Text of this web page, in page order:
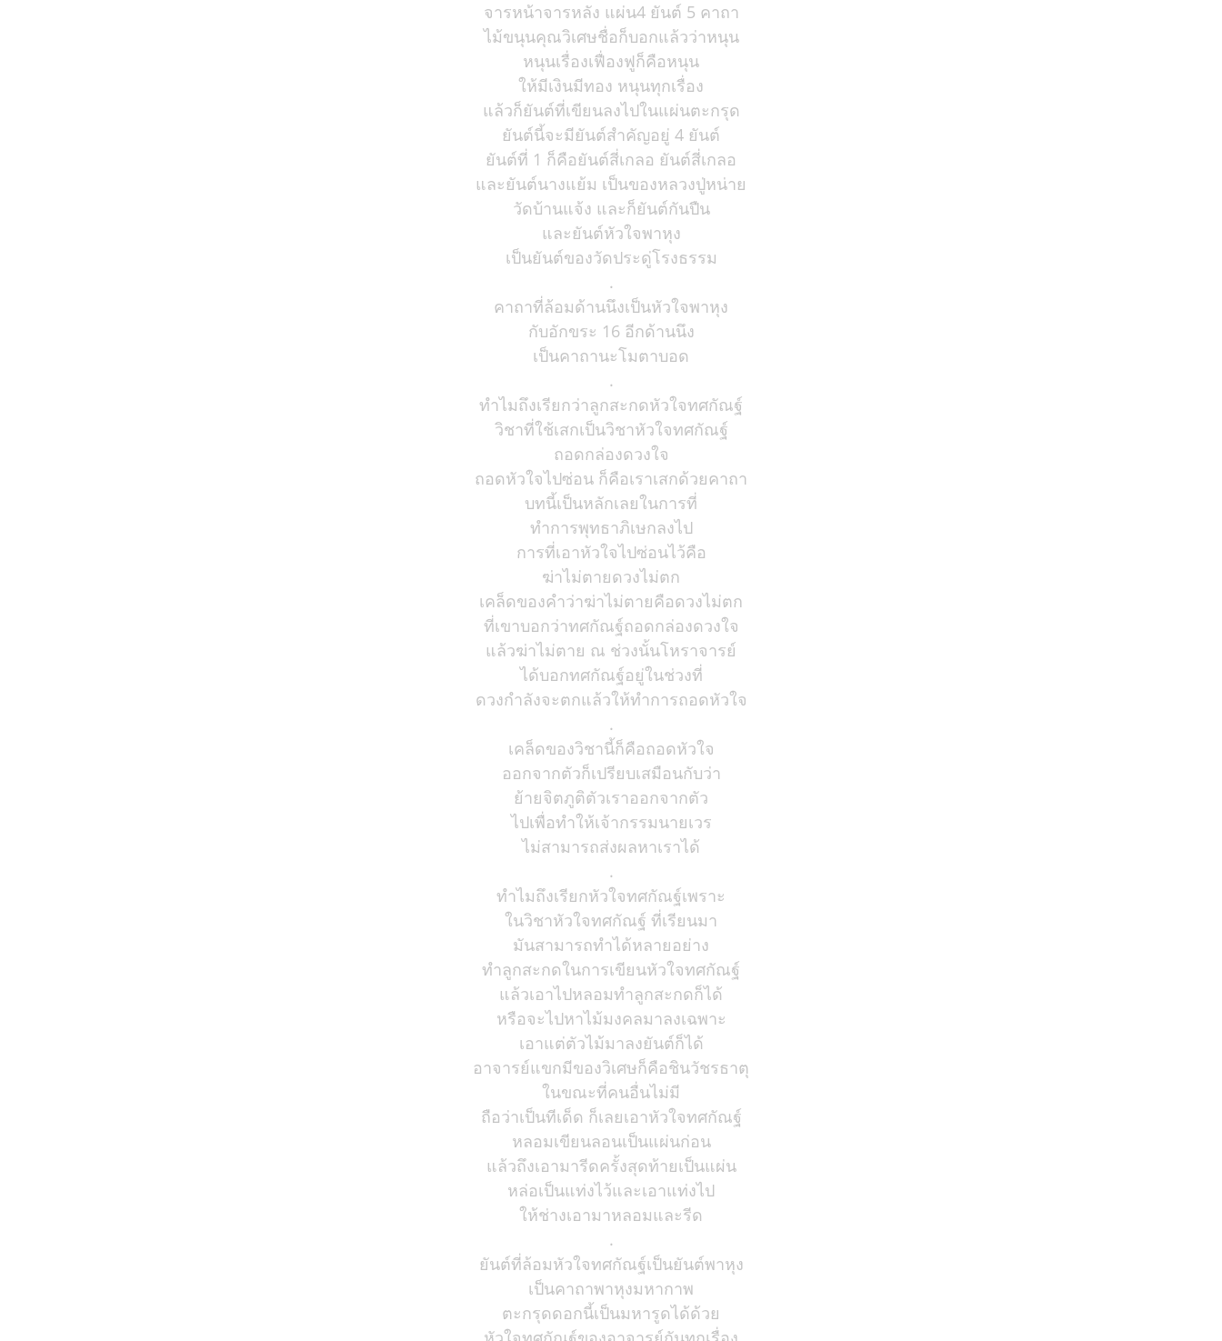
จารหน้าจารหลัง แผ่น4 ยันต์ 5 คาถา
ไม้ขนุนคุณวิเศษชื่อก็บอกแล้วว่าหนุน
หนุนเรื่องเฟื่องฟูก็คือหนุน
ให้มีเงินมีทอง หนุนทุกเรื่อง
แล้วก็ยันต์ที่เขียนลงไปในแผ่นตะกรุด
ยันต์นี้จะมียันต์สำคัญอยู่ 4 ยันต์
ยันต์ที่ 1 ก็คือยันต์สี่เกลอ ยันต์สี่เกลอ
และยันต์นางแย้ม เป็นของหลวงปู่หน่าย
วัดบ้านแจ้ง และก็ยันต์กันปืน
และยันต์หัวใจพาหุง
เป็นยันต์ของวัดประดู่โรงธรรม
.
คาถาที่ล้อมด้านนึงเป็นหัวใจพาหุง
กับอักขระ 16 อีกด้านนึง
เป็นคาถานะโมตาบอด
.
ทำไมถึงเรียกว่าลูกสะกดหัวใจทศกัณฐ์
วิชาที่ใช้เสกเป็นวิชาหัวใจทศกัณฐ์
ถอดกล่องดวงใจ
ถอดหัวใจไปซ่อน ก็คือเราเสกด้วยคาถา
บทนี้เป็นหลักเลยในการที่
ทำการพุทธาภิเษกลงไป
การที่เอาหัวใจไปซ่อนไว้คือ
ฆ่าไม่ตายดวงไม่ตก
เคล็ดของคำว่าฆ่าไม่ตายคือดวงไม่ตก
ที่เขาบอกว่าทศกัณฐ์ถอดกล่องดวงใจ
แล้วฆ่าไม่ตาย ณ ช่วงนั้นโหราจารย์
ได้บอกทศกัณฐ์อยู่ในช่วงที่
ดวงกำลังจะตกแล้วให้ทำการถอดหัวใจ
.
เคล็ดของวิชานี้ก็คือถอดหัวใจ
ออกจากตัวก็เปรียบเสมือนกับว่า
ย้ายจิตภูติตัวเราออกจากตัว
ไปเพื่อทำให้เจ้ากรรมนายเวร
ไม่สามารถส่งผลหาเราได้
.
ทำไมถึงเรียกหัวใจทศกัณฐ์เพราะ
ในวิชาหัวใจทศกัณฐ์ ที่เรียนมา
มันสามารถทำได้หลายอย่าง
ทำลูกสะกดในการเขียนหัวใจทศกัณฐ์
แล้วเอาไปหลอมทำลูกสะกดก็ได้
หรือจะไปหาไม้มงคลมาลงเฉพาะ
เอาแต่ตัวไม้มาลงยันต์ก็ได้
อาจารย์แขกมีของวิเศษก็คือชินวัชรธาตุ
ในขณะที่คนอื่นไม่มี
ถือว่าเป็นทีเด็ด ก็เลยเอาหัวใจทศกัณฐ์
หลอมเขียนลอนเป็นแผ่นก่อน
แล้วถึงเอามารีดครั้งสุดท้ายเป็นแผ่น
หล่อเป็นแท่งไว้และเอาแท่งไป
ให้ช่างเอามาหลอมและรีด
.
ยันต์ที่ล้อมหัวใจทศกัณฐ์เป็นยันต์พาหุง
เป็นคาถาพาหุงมหากาพ
ตะกรุดดอกนี้เป็นมหารูดได้ด้วย